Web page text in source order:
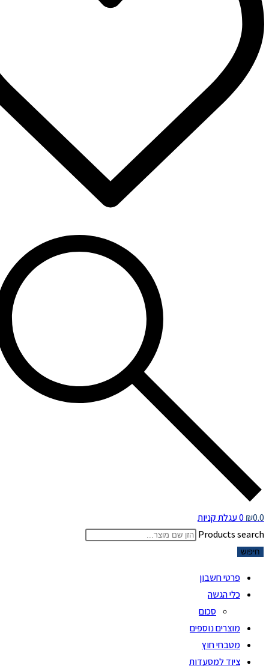
₪0.0
0 עגלת קניות
Products search
חיפוש
פרטי חשבון
כלי הגשה
סכום
מוצרים נוספים
מטבחי חוץ
ציוד למסעדות